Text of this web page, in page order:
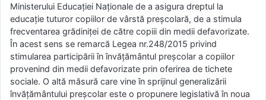
Ministerului Educației Naționale de a asigura dreptul la
educație tuturor copiilor de vârstă preșcolară, de a stimula
frecventarea grădiniței de către copiii din medii defavorizate.
În acest sens se remarcă Legea nr.248/2015 privind
stimularea participării în învățământul preșcolar a copiilor
provenind din medii defavorizate prin oferirea de tichete
sociale. O altă măsură care vine în sprijinul generalizării
învățământului preșcolar este o propunere legislativă în noua